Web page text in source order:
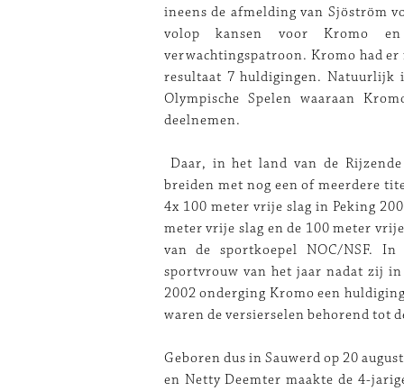
ineens de afmelding van Sjöström
volop kansen voor Kromo
verwachtingspatroon. Kromo had
resultaat 7 huldigingen. Natuurlijk
Olympische Spelen waaraan
deelnemen.
Daar, in het land van de
breiden met nog een of meerdere
4x 100 meter vrije slag in Peking
meter vrije slag en de 100 meter
van de sportkoepel NOC/NSF.
sportvrouw van het jaar nadat zij
2002 onderging Kromo een
waren de versierselen behorend tot
Geboren dus in Sauwerd op 20
en Netty Deemter maakte de 4-